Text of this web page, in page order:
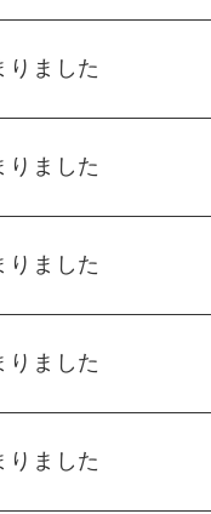
りました
りました
りました
りました
りました